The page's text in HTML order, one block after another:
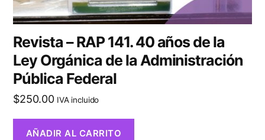
Revista – RAP 141. 40 años de la
Ley Orgánica de la Administración
Pública Federal
$250.00 IVA incluido
AÑADIR AL CARRITO